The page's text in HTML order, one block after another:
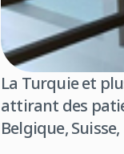
La Turquie et
attirant des
Belgique,